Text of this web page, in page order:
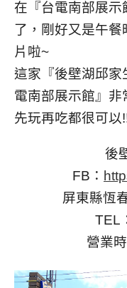
在『台電南部展示
了，剛好又是午餐
片啦~
這家『後壁湖邱家
電南部展示館』
先玩再吃都很可以
後
FB：
屏東縣恆
TEL
營業